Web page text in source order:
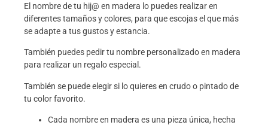
El nombre de tu hij@ en madera lo puedes realizar en
diferentes tamaños y colores, para que escojas el que más
se adapte a tus gustos y estancia.
También puedes pedir tu nombre personalizado en madera
para realizar un regalo especial.
También se puede elegir si lo quieres en crudo o pintado de
tu color favorito.
Cada nombre en madera es una pieza única, hecha